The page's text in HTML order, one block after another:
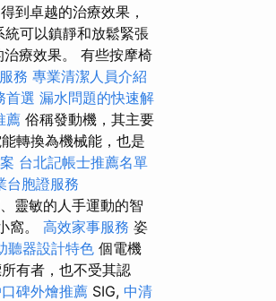
到卓越的治療效果，
可以鎮靜和放鬆緊張
療效果。 有些按摩椅
務 專業清潔人員介紹
首選 漏水問題的快速解
薦 俗稱發動機，其主要
轉換為機械能，也是
台北記帳士推薦名單
台胞證服務
靈敏的人手運動的智
窩。 高效家事服務 姿
聽器設計特色 個電機
有者，也不受其認
碑外燴推薦 SIG, 中清